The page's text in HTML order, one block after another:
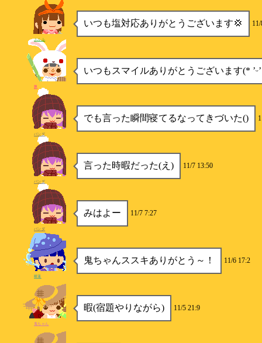
いつも塩対応ありがとうございます‪💢
ふふふ
いつもスマイルありがとうございます(*
豚
でも言った瞬間寝てるなってきづいた()
パンダ
言った時暇だった(え) 11/7 13:50
パンダ
みはよー 11/7 7:27
パンダ
鬼ちゃんススキありがとう～！ 11/6 17:2
睡蓮
暇(宿題やりながら) 11/5 21:9
鬼ちゃん